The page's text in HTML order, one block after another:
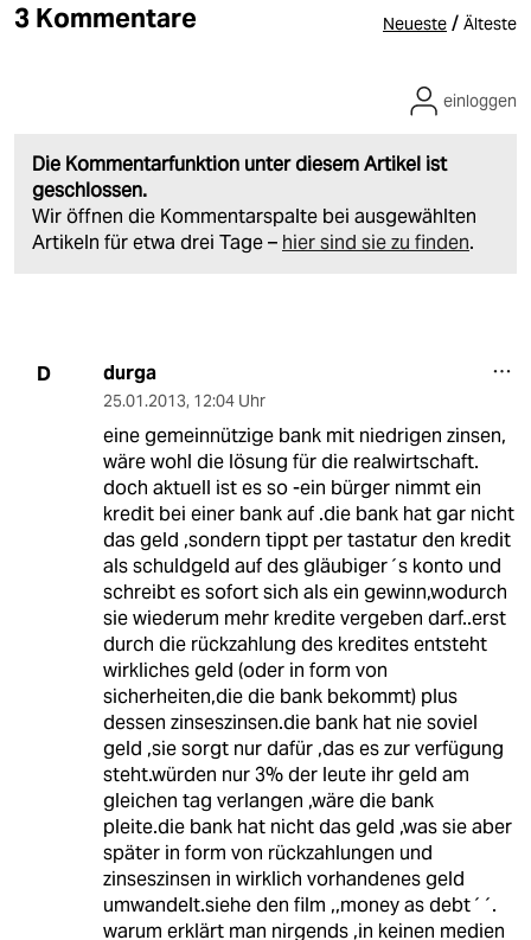
3 Kommentare Neueste / Älteste
Die Kommentarfunktion unter diesem Artikel ist
geschlossen.
Wir öffnen die Kommentarspalte bei ausgewählten
Artikeln für etwa drei Tage – hier sind sie zu finden.
einloggen
D durga
25.01.2013, 12:04 Uhr
eine gemeinnützige bank mit niedrigen zinsen,
wäre wohl die lösung für die realwirtschaft.
doch aktuell ist es so -ein bürger nimmt ein
kredit bei einer bank auf .die bank hat gar nicht
das geld ,sondern tippt per tastatur den kredit
als schuldgeld auf des gläubiger´s konto und
schreibt es sofort sich als ein gewinn,wodurch
sie wiederum mehr kredite vergeben darf..erst
durch die rückzahlung des kredites entsteht
wirkliches geld (oder in form von
sicherheiten,die die bank bekommt) plus
dessen zinseszinsen.die bank hat nie soviel
geld ,sie sorgt nur dafür ,das es zur verfügung
steht.würden nur 3% der leute ihr geld am
gleichen tag verlangen ,wäre die bank
pleite.die bank hat nicht das geld ,was sie aber
später in form von rückzahlungen und
zinseszinsen in wirklich vorhandenes geld
umwandelt.siehe den film ,,money as debt´´.
warum erklärt man nirgends ,in keinen medien